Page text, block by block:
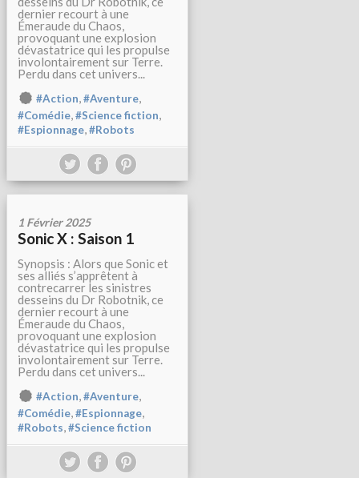
dernier recourt à une
Émeraude du Chaos,
provoquant une explosion
dévastatrice qui les propulse
involontairement sur Terre.
Perdu dans cet univers...
#Action,#Aventure,
#Comédie,#Science fiction,
#Espionnage,#Robots
1 Février 2025
Sonic X : Saison 1
Synopsis : Alors que Sonic et
ses alliés s’apprêtent à
contrecarrer les sinistres
desseins du Dr Robotnik, ce
dernier recourt à une
Émeraude du Chaos,
provoquant une explosion
dévastatrice qui les propulse
involontairement sur Terre.
Perdu dans cet univers...
#Action,#Aventure,
#Comédie,#Espionnage,
#Robots,#Science fiction